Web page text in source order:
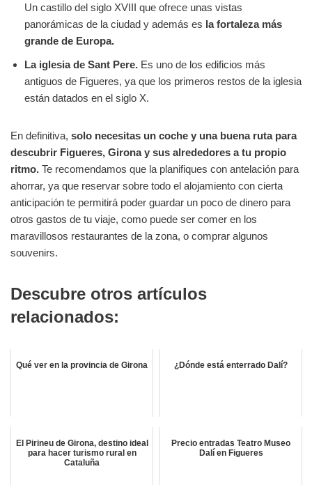
Un castillo del siglo XVIII que ofrece unas vistas
panorámicas de la ciudad y además es la fortaleza más
grande de Europa.
La iglesia de Sant Pere. Es uno de los edificios más
antiguos de Figueres, ya que los primeros restos de la iglesia
están datados en el siglo X.
En definitiva, solo necesitas un coche y una buena ruta para
descubrir Figueres, Girona y sus alrededores a tu propio
ritmo. Te recomendamos que la planifiques con antelación para
ahorrar, ya que reservar sobre todo el alojamiento con cierta
anticipación te permitirá poder guardar un poco de dinero para
otros gastos de tu viaje, como puede ser comer en los
maravillosos restaurantes de la zona, o comprar algunos
souvenirs.
Descubre otros artículos
relacionados:
Qué ver en la provincia de Girona ¿Dónde está enterrado Dalí?
El Pirineu de Girona, destino ideal
para hacer turismo rural en
Cataluña
Precio entradas Teatro Museo
Dalí en Figueres